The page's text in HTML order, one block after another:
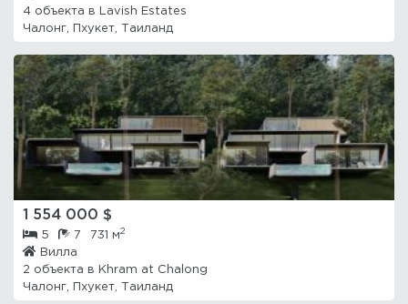
4 объекта в
Lavish Estates
Чалонг, Пхукет, Таиланд
1 554 000 $
5 7 731 м2
Вилла
2 объекта в
Khram at Chalong
Чалонг, Пхукет, Таиланд